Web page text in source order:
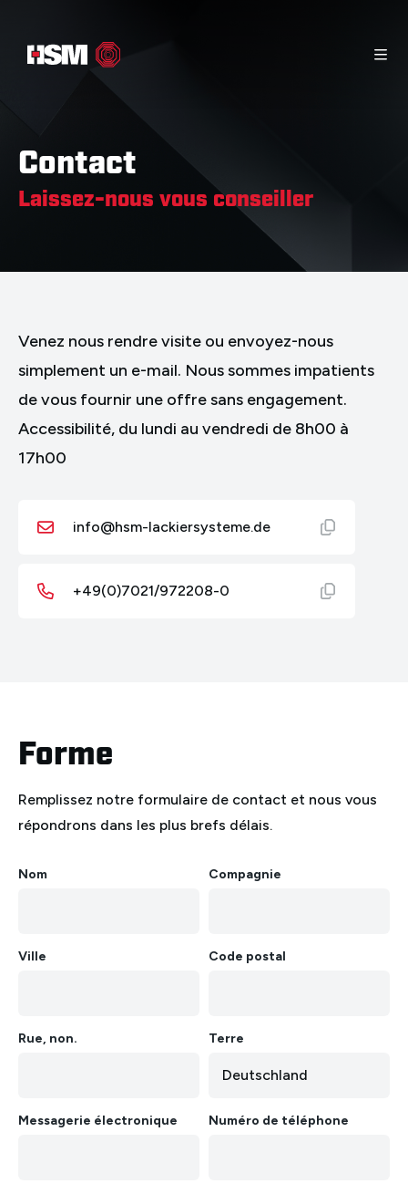
Ελληνικά
Contact
Laissez-nous vous conseiller
Venez nous rendre visite ou envoyez-nous
simplement un e-mail. Nous sommes impatients
de vous fournir une offre sans engagement.
Accessibilité, du lundi au vendredi de 8h00 à
17h00
info@hsm-lackiersysteme.de
+49(0)7021/972208-0
Forme
Remplissez notre formulaire de contact et nous vous
répondrons dans les plus brefs délais.
Nom Compagnie
Ville Code postal
Rue, non. Terre
Messagerie électronique Numéro de téléphone